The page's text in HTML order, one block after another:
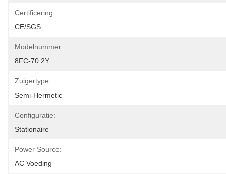
Certificering:
CE/SGS
Modelnummer:
8FC-70.2Y
Zuigertype:
Semi-Hermetic
Configuratie:
Stationaire
Power Source:
AC Voeding